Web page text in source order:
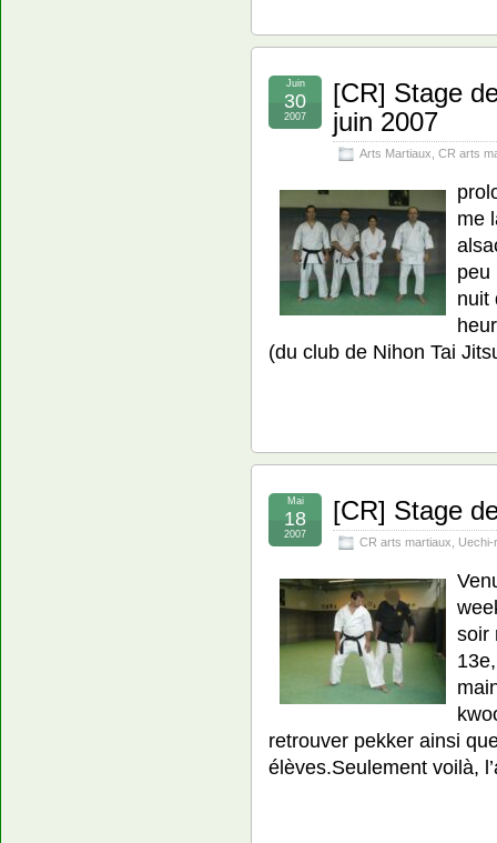
[CR] Stage
juin 2007
Arts Martiaux CR arts
Juin
30
2007
me
peu
nuit
(du club de Nihon Tai
[CR] Stage
CR arts martiaux Uechi-
Mai
18
2007
soir
retrouver pekker ainsi
élèves.Seulement voilà,